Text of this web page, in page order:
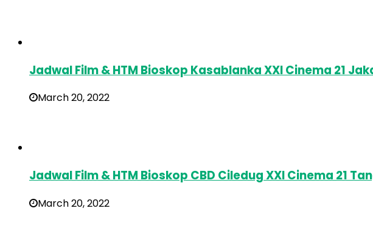
Jadwal Film & HTM Bioskop Kasablanka XXI Cinema 21
March 20, 2022
Jadwal Film & HTM Bioskop CBD Ciledug XXI Cinema 21
March 20, 2022